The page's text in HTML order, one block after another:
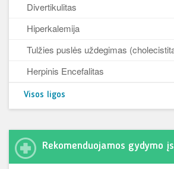
Divertikulitas
Hiperkalemija
Tulžies puslės uždegimas
Herpinis Encefalitas
Visos ligos
Rekomenduojamos gydymo